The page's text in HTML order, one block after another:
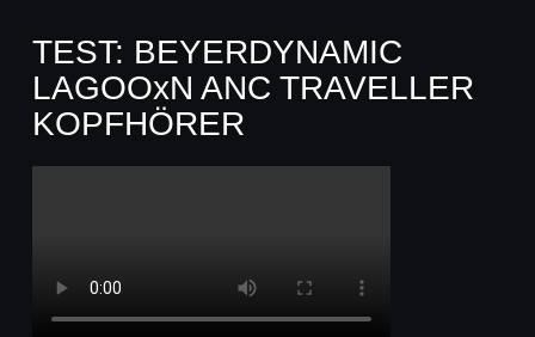
TEST: BEYERDYNAMIC
LAGOOxN ANC TRAVELLER
KOPFHÖRER